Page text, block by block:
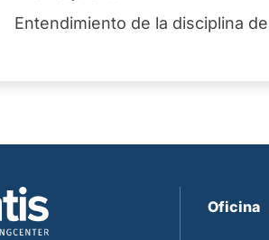
Entendimiento de la disciplina
Oficina